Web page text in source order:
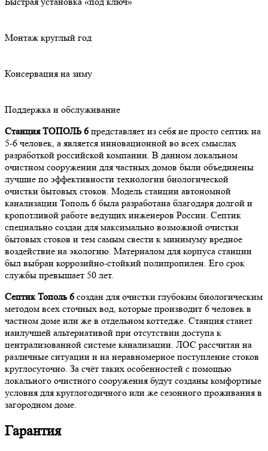
Монтаж круглый год
Консервация на зиму
Поддержка и обслуживание
Станция ТОПОЛЬ 6 представляет из себя не просто септик на
5-6 человек, а является инновационной во всех смыслах
разработкой российской компании. В данном локальном
очистном сооружении для частных домов были объединены
лучшие по эффективности технологии биологической
очистки бытовых стоков. Модель станции автономной
канализации Тополь 6 была разработана благодаря долгой и
кропотливой работе ведущих инженеров России. Септик
специально создан для максимально возможной очистки
бытовых стоков и тем самым свести к минимуму вредное
воздействие на экологию. Материалом для корпуса станции
был выбран коррозийно-стойкий полипропилен. Его срок
службы превышает 50 лет.
Септик Тополь 6 создан для очистки глубоким биологическим
методом всех сточных вод, которые производит 6 человек в
частном доме или же в отдельном коттедже. Станция станет
наилучшей альтернативой при отсутствии доступа к
централизованной системе канализации. ЛОС рассчитан на
различные ситуации и на неравномерное поступление стоков
круглосуточно. За счёт таких особенностей с помощью
локального очистного сооружения будут созданы комфортные
условия для круглогодичного или же сезонного проживания в
загородном доме.
Гарантия